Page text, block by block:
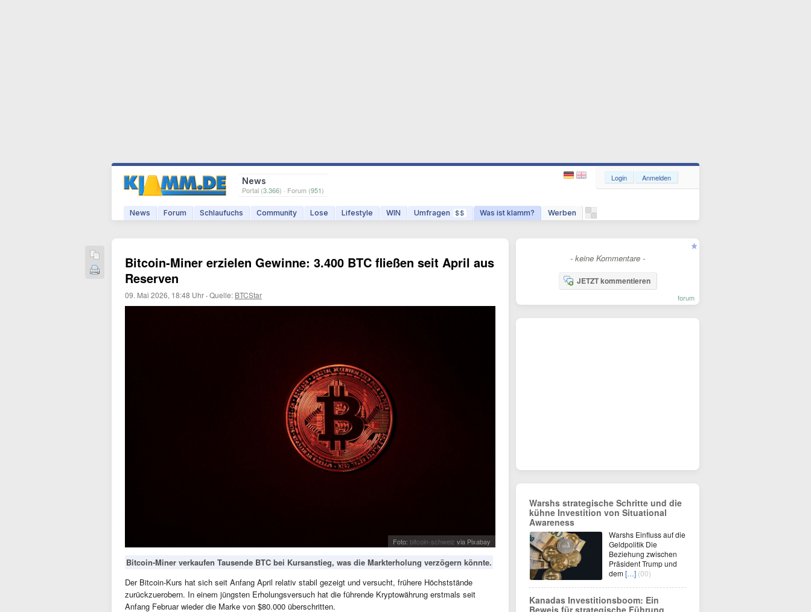
News
Portal (3.366) · Forum (951)
News Forum Schlaufuchs Community Lose Lifestyle WIN Umfragen $$ Was ist klamm? Werben
Login Anmelden
Bitcoin-Miner erzielen Gewinne: 3.400 BTC fließen seit April aus
Reserven
09. Mai 2026, 18:48 Uhr ·Quelle: BTCStar
Foto: bitcoin-schweiz via Pixabay
Bitcoin-Miner verkaufen Tausende BTC bei Kursanstieg, was die Markterholung verzögern könnte.
Der Bitcoin-Kurs hat sich seit Anfang April relativ stabil gezeigt und versucht, frühere Höchststände
zurückzuerobern. In einem jüngsten Erholungsversuch hat die führende Kryptowährung erstmals seit
Anfang Februar wieder die Marke von $80.000 überschritten.
- keine Kommentare -
JETZT kommentieren
forum
Warshs strategische Schritte und die
kühne Investition von Situational
Awareness
Warshs Einfluss auf die
Geldpolitik Die
Beziehung zwischen
Präsident Trump und
dem[…] (00)
Kanadas Investitionsboom: Ein
Beweis für strategische Führung